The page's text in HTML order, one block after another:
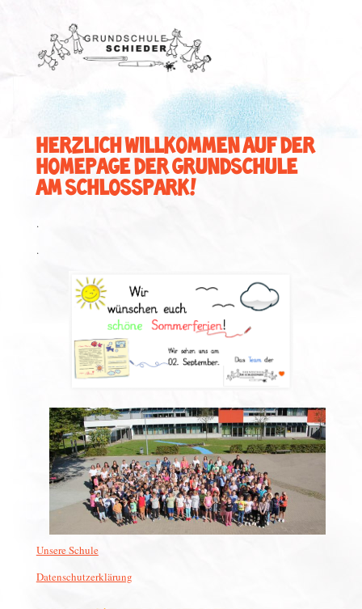
HERZLICH WILLKOMMEN AUF DER
HOMEPAGE DER GRUNDSCHULE
AM SCHLOSSPARK!
.
.
Unsere Schule
Datenschutzerklärung